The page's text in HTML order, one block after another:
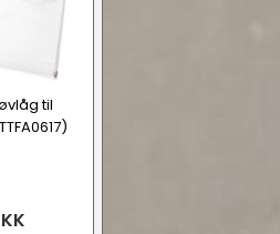
til